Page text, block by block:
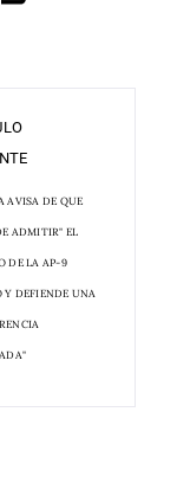
AVISA DE QUE
ADMITIR" EL
DE LA AP-9
Y DEFIENDE UNA